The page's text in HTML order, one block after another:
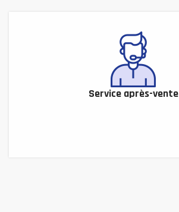
Service après-vente